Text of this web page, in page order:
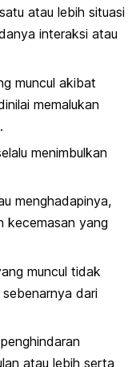
atau lebih situasi
interaksi atau
muncul akibat
memalukan
menimbulkan
menghadapinya,
kecemasan yang
muncul tidak
dari
atau lebih serta